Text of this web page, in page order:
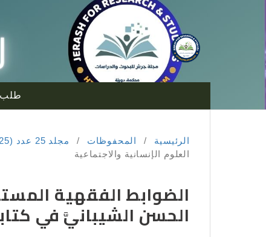
طلب
الرئيسية / المحفوظات / مجلد 25 عدد 3A (2025): المجلد الخامس والعشرون (العدد الثالث أ)
العلوم الإنسانية والاجتماعية
الضوابط الفقهية
الحسن الشيبانيَّ في